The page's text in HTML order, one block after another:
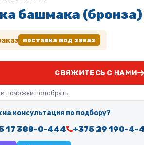
башмака
поставка под заказ
СВЯЖИТЕСЬ С НАМИ
поможем подобрать
консультация по подбору?
17 388-0-444 +375 29 190-4-